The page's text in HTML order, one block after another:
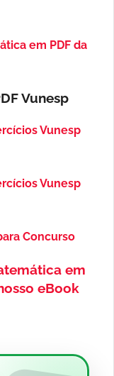
em PDF da
Vunesp
Vunesp
Vunesp
Concurso
em
eBook